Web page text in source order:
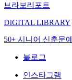
브라보리포트
DIGITAL LIBRARY
50+ 시니어 신춘문예
블로그
인스타그램